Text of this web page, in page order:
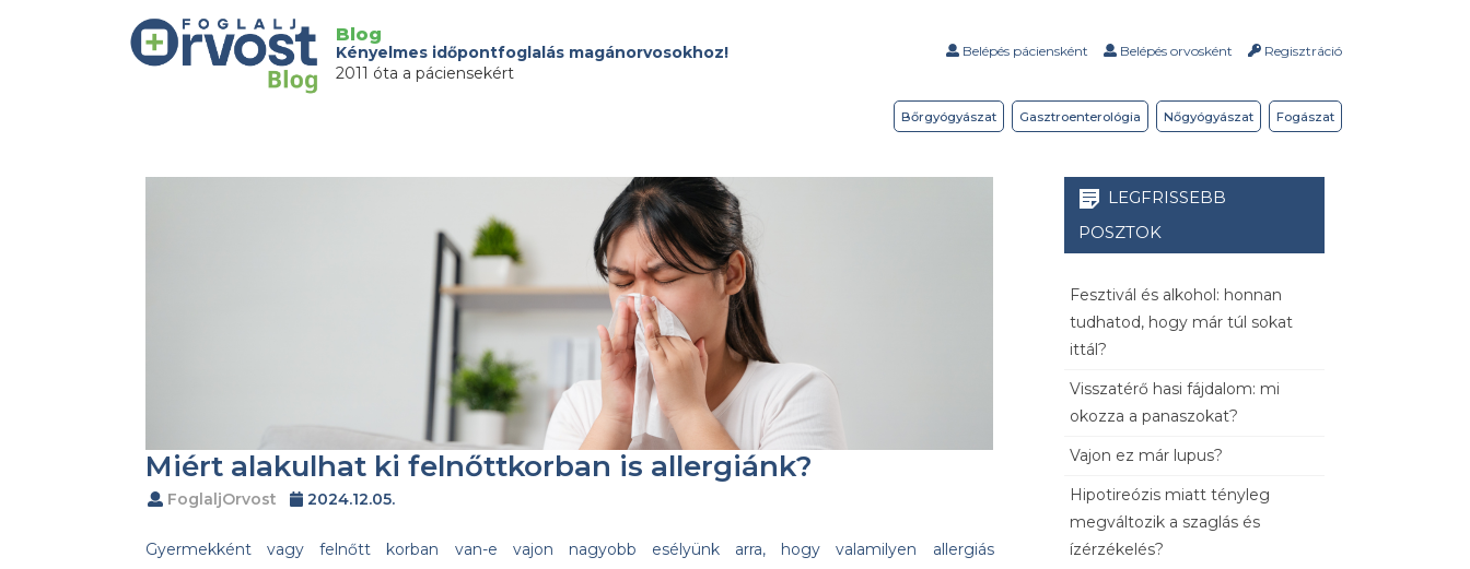
Blog
Kényelmes időpontfoglalás magánorvosokhoz!
2011 óta a páciensekért
Belépés páciensként Belépés orvosként Regisztráció
Fogászat
Nőgyógyászat
Gasztroenterológia
Bőrgyógyászat
Miért alakulhat ki felnőttkorban is allergiánk?
FoglaljOrvost 2024.12.05.
Gyermekként vagy felnőtt korban van-e vajon nagyobb esélyünk arra, hogy valamilyen allergiás
LEGFRISSEBB
POSZTOK
Fesztivál és alkohol: honnan
tudhatod, hogy már túl sokat
ittál?
Visszatérő hasi fájdalom: mi
okozza a panaszokat?
Vajon ez már lupus?
Hipotireózis miatt tényleg
megváltozik a szaglás és
ízérzékelés?